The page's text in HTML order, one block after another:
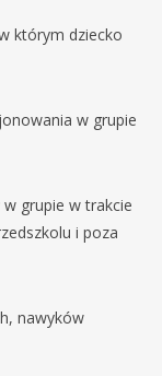
którym dziecko
w grupie
w grupie w trakcie
i poza
nawyków